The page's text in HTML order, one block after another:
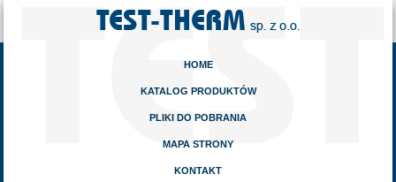
HOME
KATALOG PRODUKTÓW
PLIKI DO POBRANIA
MAPA STRONY
KONTAKT